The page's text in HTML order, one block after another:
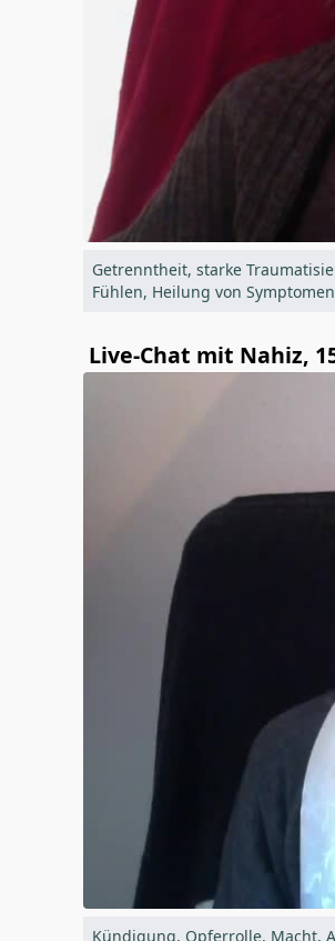
Getrenntheit, starke
Fühlen, Heilung von Symptomen
Live-Chat mit Nahiz,
Kündigung, Opferrolle, Macht,